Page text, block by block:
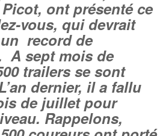
ont présenté ce
vous, qui devrait
record de
A sept mois de
trailers se sont
dernier, il a fallu
de juillet pour
Rappelons,